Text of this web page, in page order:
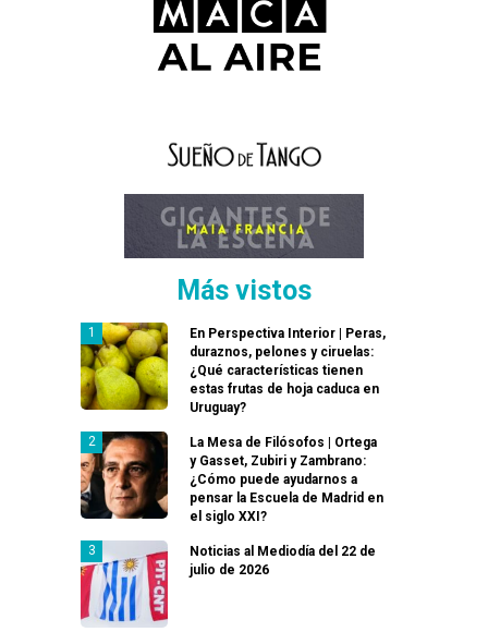
Más vistos
En Perspectiva Interior | Peras,
duraznos, pelones y ciruelas:
¿Qué características tienen
estas frutas de hoja caduca en
Uruguay?
La Mesa de Filósofos | Ortega
y Gasset, Zubiri y Zambrano:
¿Cómo puede ayudarnos a
pensar la Escuela de Madrid en
el siglo XXI?
Noticias al Mediodía del 22 de
julio de 2026